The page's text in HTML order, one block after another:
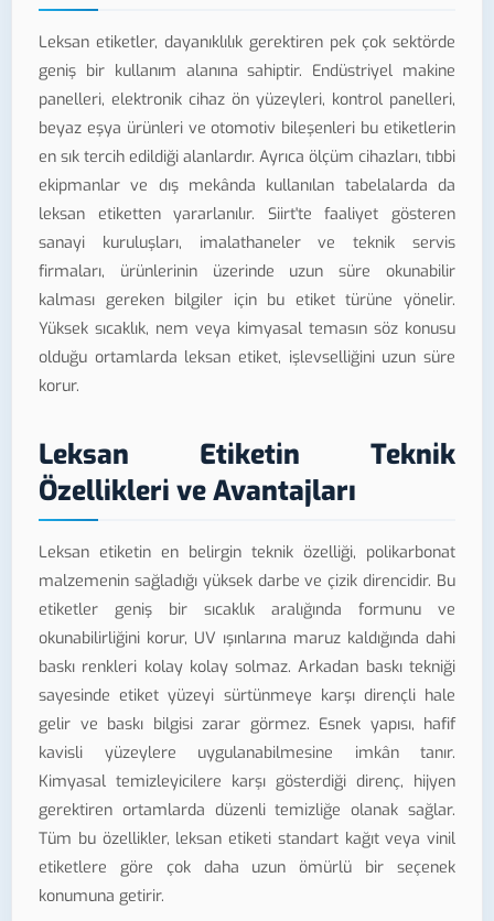
Leksan etiketler, dayanıklılık gerektiren pek çok sektörde
geniş bir kullanım alanına sahiptir. Endüstriyel makine
panelleri, elektronik cihaz ön yüzeyleri, kontrol panelleri,
beyaz eşya ürünleri ve otomotiv bileşenleri bu etiketlerin
en sık tercih edildiği alanlardır. Ayrıca ölçüm cihazları, tıbbi
ekipmanlar ve dış mekânda kullanılan tabelalarda da
leksan etiketten yararlanılır. Siirt'te faaliyet gösteren
sanayi kuruluşları, imalathaneler ve teknik servis
firmaları, ürünlerinin üzerinde uzun süre okunabilir
kalması gereken bilgiler için bu etiket türüne yönelir.
Yüksek sıcaklık, nem veya kimyasal temasın söz konusu
olduğu ortamlarda leksan etiket, işlevselliğini uzun süre
korur.
Leksan Etiketin Teknik
Özellikleri ve Avantajları
Leksan etiketin en belirgin teknik özelliği, polikarbonat
malzemenin sağladığı yüksek darbe ve çizik direncidir. Bu
etiketler geniş bir sıcaklık aralığında formunu ve
okunabilirliğini korur, UV ışınlarına maruz kaldığında dahi
baskı renkleri kolay kolay solmaz. Arkadan baskı tekniği
sayesinde etiket yüzeyi sürtünmeye karşı dirençli hale
gelir ve baskı bilgisi zarar görmez. Esnek yapısı, hafif
kavisli yüzeylere uygulanabilmesine imkân tanır.
Kimyasal temizleyicilere karşı gösterdiği direnç, hijyen
gerektiren ortamlarda düzenli temizliğe olanak sağlar.
Tüm bu özellikler, leksan etiketi standart kağıt veya vinil
etiketlere göre çok daha uzun ömürlü bir seçenek
konumuna getirir.